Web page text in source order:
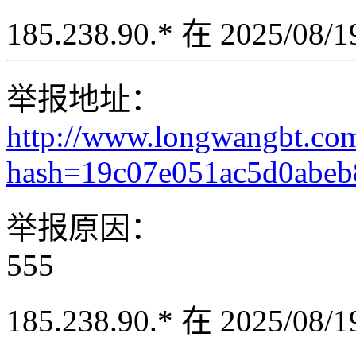
185.238.90.* 在 2025/08/
举报地址：
http://
举报原因：
555
185.238.90.* 在 2025/08/